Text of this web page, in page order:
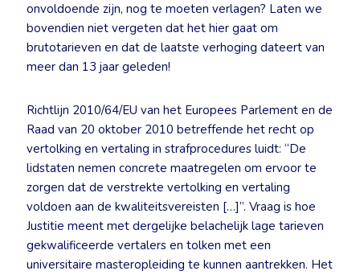
onvoldoende zijn, nog te moeten verlagen? Laten we
bovendien niet vergeten dat het hier gaat om
brutotarieven en dat de laatste verhoging dateert van
meer dan 13 jaar geleden!
Richtlijn 2010/64/EU van het Europees Parlement en de
Raad van 20 oktober 2010 betreffende het recht op
vertolking en vertaling in strafprocedures luidt: “De
lidstaten nemen concrete maatregelen om ervoor te
zorgen dat de verstrekte vertolking en vertaling
voldoen aan de kwaliteitsvereisten […]”. Vraag is hoe
Justitie meent met dergelijke belachelijk lage tarieven
gekwalificeerde vertalers en tolken met een
universitaire masteropleiding te kunnen aantrekken. Het